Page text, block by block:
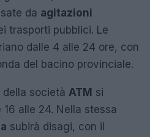
da agitazioni
trasporti pubblici. Le
dalle 4 alle 24 ore, con
del bacino provinciale.
della società ATM si
alle 24. Nella stessa
subirà disagi, con il